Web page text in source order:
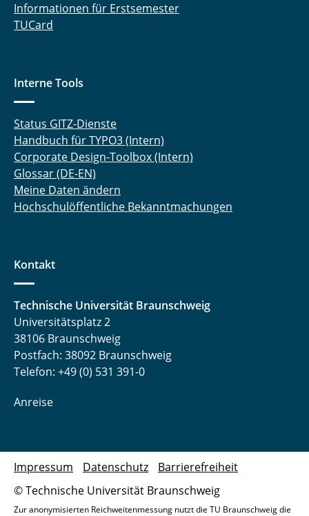
Anneke Neber, M.Sc.
Informationen für Erstsemester
TUCard
Interne Tools
Status GITZ-Dienste
Handbuch für TYPO3 (Intern)
Corporate Design-Toolbox (Intern)
Glossar (DE-EN)
Meine Daten ändern
Hochschulöffentliche Bekanntmachungen
Kontakt
Technische Universität Braunschweig
Universitätsplatz 2
38106 Braunschweig
Postfach: 38092 Braunschweig
Telefon: +49 (0) 531 391-0
Anreise
© Technische Universität Braunschweig
Impressum Datenschutz Barrierefreiheit
Zur anonymisierten Reichweitenmessung nutzt die TU Braunschweig die